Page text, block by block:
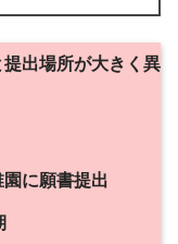
出場所が大きく異
に願書提出